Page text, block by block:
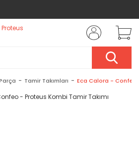
Tamir Takımları Eca Calora - Confeo